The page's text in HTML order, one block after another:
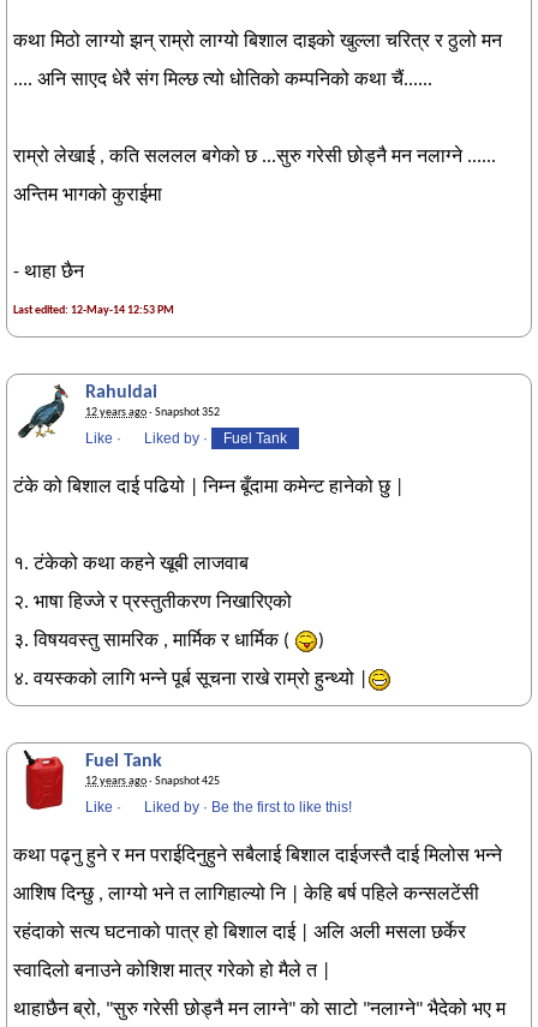
कथा मिठो लाग्यो झन् राम्रो लाग्यो बिशाल दाइको खुल्ला चरित्र र ठुलो मन
.... अनि साएद धेरै संग मिल्छ त्यो धोतिको कम्पनिको कथा चैं......
राम्रो लेखाई , कति सललल बगेको छ ...सुरु गरेसी छोड्नै मन नलाग्ने ......
अन्तिम भागको कुराईमा
- थाहा छैन
Last edited: 12-May-14 12:53 PM
Rahuldai
12 years ago· Snapshot 352
Like · Liked by · Fuel Tank
टंके को बिशाल दाई पढियो | निम्न बूँदामा कमेन्ट हानेको छु |
१. टंकेको कथा कहने खूबी लाजवाब
२. भाषा हिज्जे र प्रस्तुतीकरण निखारिएको
३. विषयवस्तु सामरिक , मार्मिक र धार्मिक (
)
४. वयस्कको लागि भन्ने पूर्ब सूचना राखे राम्रो हुन्थ्यो |
Fuel Tank
12 years ago· Snapshot 425
Like · Liked by · Be the first to like this!
कथा पढ्नु हुने र मन पराईदिनुहुने सबैलाई बिशाल दाईजस्तै दाई मिलोस भन्ने
आशिष दिन्छु , लाग्यो भने त लागिहाल्यो नि | केहि बर्ष पहिले कन्सलटेंसी
रहंदाको सत्य घटनाको पात्र हो बिशाल दाई | अलि अली मसला छर्केर
स्वादिलो बनाउने कोशिश मात्र गरेको हो मैले त |
थाहाछैन ब्रो, "सुरु गरेसी छोड्नै मन लाग्ने" को साटो "नलाग्ने" भैदेको भए म